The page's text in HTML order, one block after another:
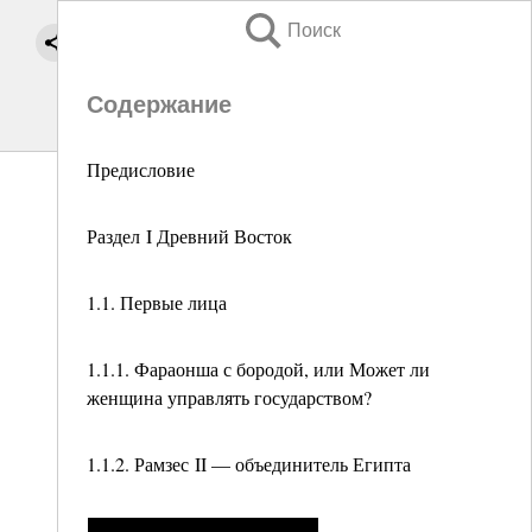
Поиск
Содержание
Предисловие
Раздел I Древний Восток
1.1. Первые лица
1.1.1. Фараонша с бородой, или Может ли
женщина управлять государством?
1.1.2. Рамзес II — объединитель Египта